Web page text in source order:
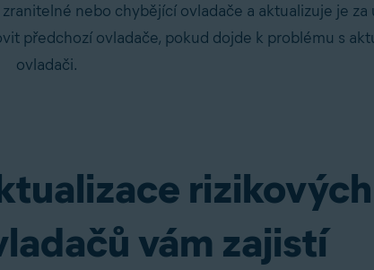
nebo chybějící ovladače a aktualizuje je
předchozí ovladače, pokud dojde k problému s
ovladači.
rizikových
vám zajistí